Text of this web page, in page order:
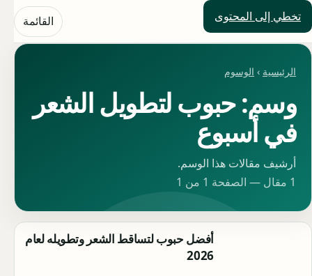
تخطي إلى المحتوى
حلول العالم القائمة
الرئيسية › الوسوم
وسم: حبوب لتطويل الشعر
في أسبوع
أرشيف مقالات هذا الوسم.
1 مقال — الصفحة 1 من 1
أفضل حبوب لتساقط الشعر وتطويله لعام
2026